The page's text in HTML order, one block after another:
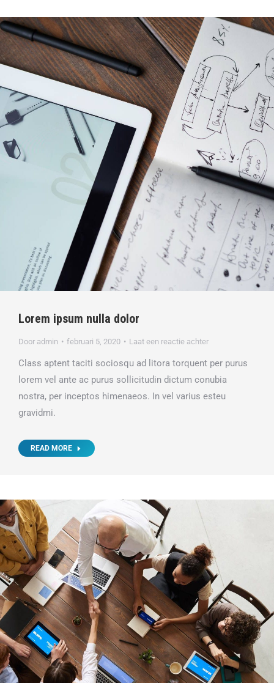
Lorem ipsum nulla dolor
Door admin februari 5, 2020 Laat een reactie achter
Class aptent taciti sociosqu ad litora torquent per purus
lorem vel ante ac purus sollicitudin dictum conubia
nostra, per inceptos himenaeos. In vel varius esteu
gravidmi.
READ MORE